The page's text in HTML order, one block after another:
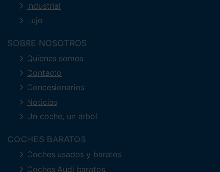
Industrial
Lujo
SOBRE NOSOTROS
Quienes somos
Contacto
Concesionarios
Noticias
Un coche, un árbol
COCHES BARATOS
Coches usados y baratos
Coches Audi baratos